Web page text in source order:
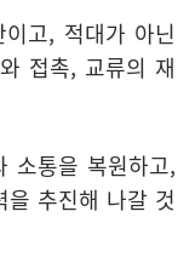
고, 적대가 아닌
접촉, 교류의 재
소통을 복원하고,
을 추진해 나갈 것